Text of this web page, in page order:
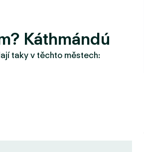
Káthmándú
taky v těchto městech: